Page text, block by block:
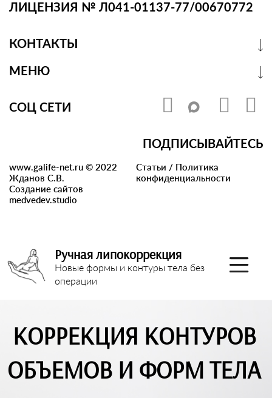
ЛИЦЕНЗИЯ № Л041-01137-77/00670772
КОНТАКТЫ
МЕНЮ
СОЦ СЕТИ
ПОДПИСЫВАЙТЕСЬ
www.galife-net.ru © 2022
Жданов С.В.
Создание сайтов
medvedev.studio
Статьи / Политика
конфиденциальности
Ручная липокоррекция
Новые формы и контуры тела без
операции
КОРРЕКЦИЯ КОНТУРОВ
ОБЪЕМОВ И ФОРМ ТЕЛА